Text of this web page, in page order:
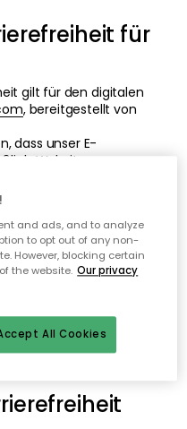
für
gilt für den digitalen
, bereitgestellt von
dass unser E-
Website,
mit den
die Barrierefreiheit
(European
Dienst?
mit den
549, die Richtlinien
and ads, and to analyze
to opt out of any non-
However, blocking certain
the website. Our privacy
All Cookies